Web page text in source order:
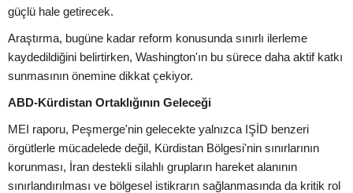
güçlü hale getirecek.
Araştırma, bugüne kadar reform konusunda sınırlı ilerleme
kaydedildiğini belirtirken, Washington'ın bu sürece daha aktif katkı
sunmasının önemine dikkat çekiyor.
ABD-Kürdistan Ortaklığının Geleceği
MEI raporu, Peşmerge'nin gelecekte yalnızca IŞİD benzeri
örgütlerle mücadelede değil, Kürdistan Bölgesi'nin sınırlarının
korunması, İran destekli silahlı grupların hareket alanının
sınırlandırılması ve bölgesel istikrarın sağlanmasında da kritik rol